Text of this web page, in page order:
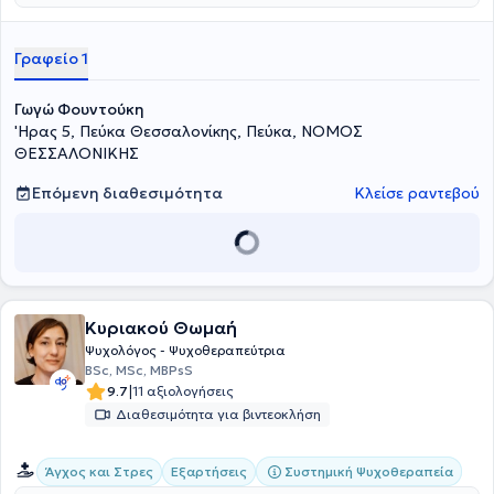
Γραφείο 1
Γωγώ Φουντούκη
'Ηρας 5, Πεύκα Θεσσαλονίκης, Πεύκα, ΝΟΜΟΣ
ΘΕΣΣΑΛΟΝΙΚΗΣ
Επόμενη διαθεσιμότητα
Κλείσε ραντεβού
Κυριακού Θωμαή
Ψυχολόγος - Ψυχοθεραπεύτρια
BSc, MSc, MBPsS
9.7|11 αξιολογήσεις
Διαθεσιμότητα για βιντεοκλήση
Άγχος και Στρες Εξαρτήσεις Συστημική Ψυχοθεραπεία